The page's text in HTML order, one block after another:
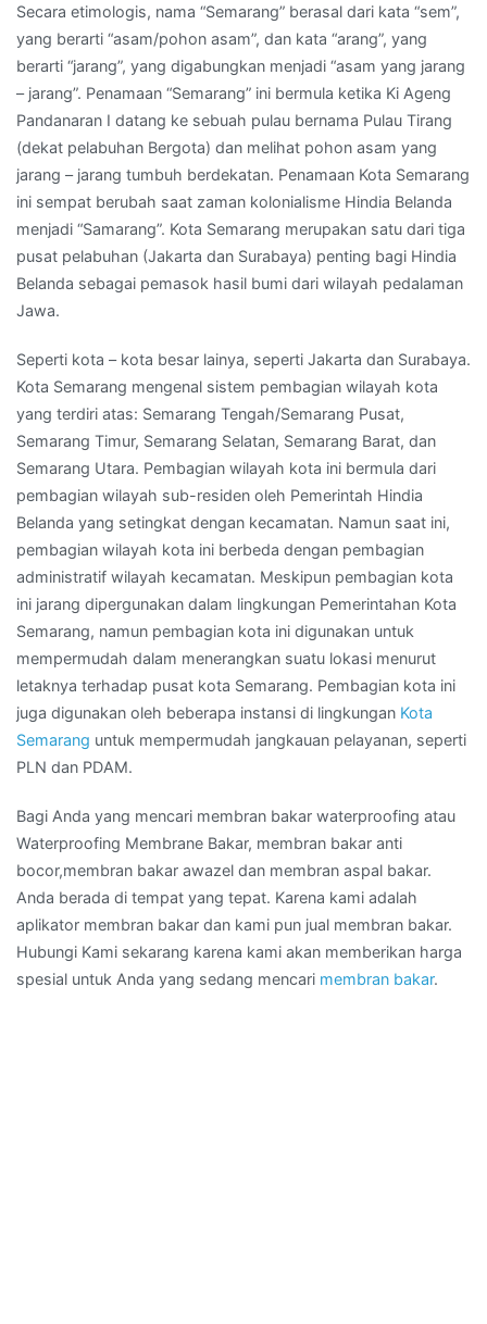
700
500
Secara etimologis, nama “Semarang” berasal dari kata “sem”,
yang berarti “asam/pohon asam”, dan kata “arang”, yang
berarti “jarang”, yang digabungkan menjadi “asam yang jarang
– jarang”. Penamaan “Semarang” ini bermula ketika Ki Ageng
Pandanaran I datang ke sebuah pulau bernama Pulau Tirang
(dekat pelabuhan Bergota) dan melihat pohon asam yang
jarang – jarang tumbuh berdekatan. Penamaan Kota Semarang
ini sempat berubah saat zaman kolonialisme Hindia Belanda
menjadi “Samarang”. Kota Semarang merupakan satu dari tiga
pusat pelabuhan (Jakarta dan Surabaya) penting bagi Hindia
Belanda sebagai pemasok hasil bumi dari wilayah pedalaman
Jawa.
Seperti kota – kota besar lainya, seperti Jakarta dan Surabaya.
Kota Semarang mengenal sistem pembagian wilayah kota
yang terdiri atas: Semarang Tengah/Semarang Pusat,
Semarang Timur, Semarang Selatan, Semarang Barat, dan
Semarang Utara. Pembagian wilayah kota ini bermula dari
pembagian wilayah sub-residen oleh Pemerintah Hindia
Belanda yang setingkat dengan kecamatan. Namun saat ini,
pembagian wilayah kota ini berbeda dengan pembagian
administratif wilayah kecamatan. Meskipun pembagian kota
ini jarang dipergunakan dalam lingkungan Pemerintahan Kota
Semarang, namun pembagian kota ini digunakan untuk
mempermudah dalam menerangkan suatu lokasi menurut
letaknya terhadap pusat kota Semarang. Pembagian kota ini
juga digunakan oleh beberapa instansi di lingkungan Kota
Semarang untuk mempermudah jangkauan pelayanan, seperti
PLN dan PDAM.
Bagi Anda yang mencari membran bakar waterproofing atau
Waterproofing Membrane Bakar, membran bakar anti
bocor,membran bakar awazel dan membran aspal bakar.
Anda berada di tempat yang tepat. Karena kami adalah
aplikator membran bakar dan kami pun jual membran bakar.
Hubungi Kami sekarang karena kami akan memberikan harga
spesial untuk Anda yang sedang mencari membran bakar.